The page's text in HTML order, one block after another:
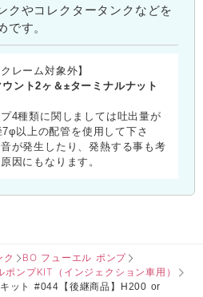
クやコレクタータンクなどを
です。
レーム対象外】
ント2ヶ＆±ターミナルナット
4種類に関しましては吐出量が
以上の配管を使用して下さ
が発生したり、発熱する事も考
因にもなります。
ク
BO フューエル ポンプ
ンプKIT（インジェクション車用）
ット #044【後継商品】H200 or